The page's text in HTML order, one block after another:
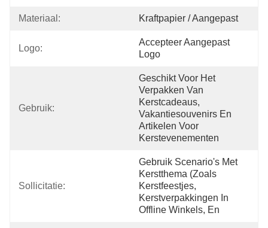
Materiaal: Kraftpapier / Aangepast
Logo:
Accepteer Aangepast
Logo
Gebruik:
Geschikt Voor Het
Verpakken Van
Kerstcadeaus,
Vakantiesouvenirs En
Artikelen Voor
Kerstevenementen
Sollicitatie:
Gebruik Scenario's Met
Kerstthema (zoals
Kerstfeestjes,
Kerstverpakkingen In
Offline Winkels, En